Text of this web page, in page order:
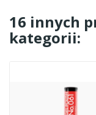
16 innych
kategorii: